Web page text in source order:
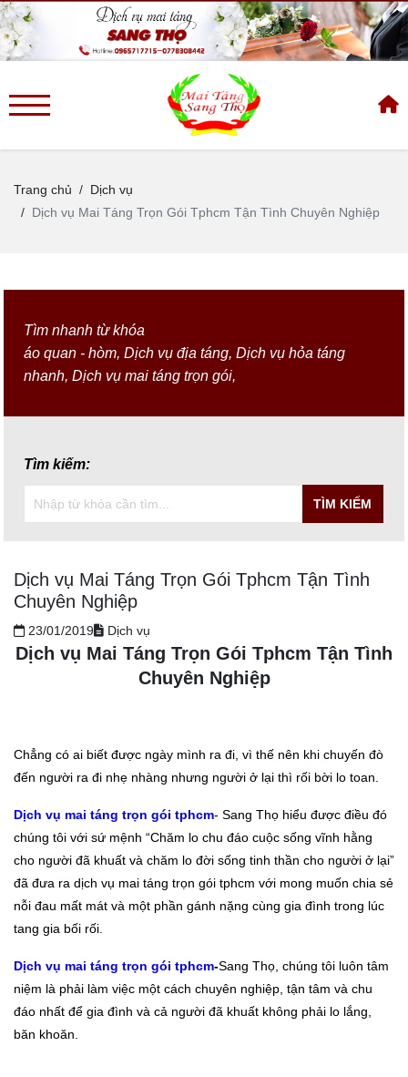
Trang chủ
Dịch vụ
Dịch vụ Mai Táng Trọn Gói Tphcm Tận Tình Chuyên Nghiệp
Tìm nhanh từ khóa
áo quan - hòm,Dịch vụ địa táng,Dịch vụ hỏa táng
nhanh,Dịch vụ mai táng trọn gói,
Tìm kiếm:
TÌM KIẾM
Dịch vụ Mai Táng Trọn Gói Tphcm Tận Tình
Chuyên Nghiệp
23/01/2019 Dịch vụ
Dịch vụ Mai Táng Trọn Gói Tphcm Tận Tình
Chuyên Nghiệp
Chẳng có ai biết được ngày mình ra đi, vì thế nên khi chuyến đò
đến người ra đi nhẹ nhàng nhưng người ở lại thì rối bời lo toan.
Dịch vụ mai táng trọn gói tphcm- Sang Thọ hiểu được điều đó
chúng tôi với sứ mệnh “Chăm lo chu đáo cuộc sống vĩnh hằng
cho người đã khuất và chăm lo đời sống tinh thần cho người ở lại”
đã đưa ra dịch vụ mai táng trọn gói tphcm với mong muốn chia sẻ
nỗi đau mất mát và một phần gánh nặng cùng gia đình trong lúc
tang gia bối rối.
Dịch vụ mai táng trọn gói tphcm-Sang Thọ, chúng tôi luôn tâm
niệm là phải làm việc một cách chuyên nghiệp, tận tâm và chu
đáo nhất để gia đình và cả người đã khuất không phải lo lắng,
băn khoăn.